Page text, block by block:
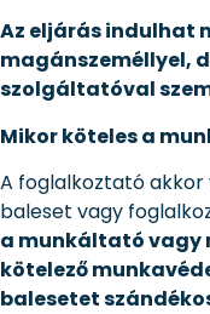
Az eljárás indulhat
magánszeméllyel,
szolgáltatóval
Mikor köteles a
A foglalkoztató akkor
baleset vagy
a munkáltató vagy
kötelező
balesetet